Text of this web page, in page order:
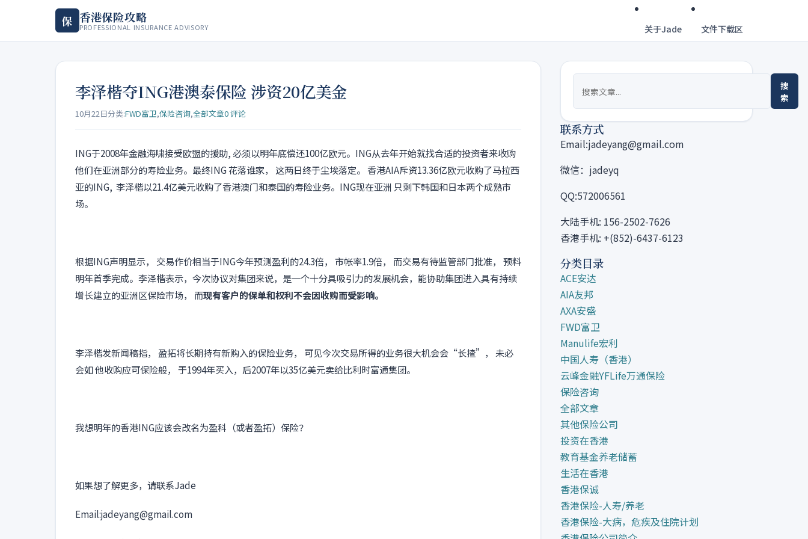
保 香港保险攻略
PROFESSIONAL INSURANCE ADVISORY 关于Jade 文件下载区
李泽楷夺ING港澳泰保险 涉资20亿美金
10月22日分类:FWD富卫,保险咨询,全部文章0 评论
ING于2008年金融海啸接受欧盟的援助, 必须以明年底偿还100亿欧元。ING从去年开始就找合适的投资者来收购
他们在亚洲部分的寿险业务。最终ING 花落谁家， 这两日终于尘埃落定。 香港AIA斥资13.36亿欧元收购了马拉西
亚的ING, 李泽楷以21.4亿美元收购了香港澳门和泰国的寿险业务。ING现在亚洲 只剩下韩国和日本两个成熟市
场。
根据ING声明显示， 交易作价相当于ING今年预测盈利的24.3倍， 市帐率1.9倍， 而交易有待监管部门批准， 预料
明年首季完成。李泽楷表示，今次协议对集团来说，是一个十分具吸引力的发展机会，能协助集团进入具有持续
增长建立的亚洲区保险市场， 而现有客户的保单和权利不会因收购而受影响。
李泽楷发新闻稿指， 盈拓将长期持有新购入的保险业务， 可见今次交易所得的业务很大机会会“长揸”， 未必
会如 他收购应可保险般， 于1994年买入，后2007年以35亿美元卖给比利时富通集团。
我想明年的香港ING应该会改名为盈科（或者盈拓）保险？
如果想了解更多，请联系Jade
Email:jadeyang@gmail.com
搜
索
联系方式
Email:jadeyang@gmail.com
微信：jadeyq
QQ:572006561
大陆手机: 156-2502-7626
香港手机: +(852)-6437-6123
分类目录
ACE安达
AIA友邦
AXA安盛
FWD富卫
Manulife宏利
中国人寿（香港）
云峰金融YFLife万通保险
保险咨询
全部文章
其他保险公司
投资在香港
教育基金养老储蓄
生活在香港
香港保诚
香港保险-人寿/养老
香港保险-大病，危疾及住院计划